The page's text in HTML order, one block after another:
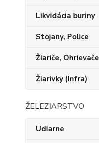
Likvidácia buriny
Stojany, Police
Žiariče, Ohrievače
Žiarivky (Infra)
ŽELEZIARSTVO
Udiarne